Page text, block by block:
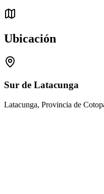
Ubicación
Sur de Latacunga
Latacunga, Provincia de